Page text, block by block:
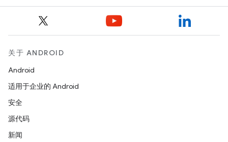
关于 ANDROID
Android
适用于企业的 Android
安全
源代码
新闻